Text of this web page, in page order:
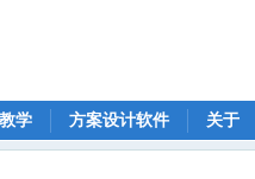
学 方案设计软件 关于